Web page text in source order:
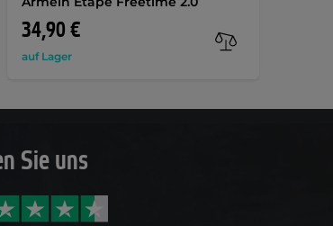
34,90 €
auf Lager
Sie uns